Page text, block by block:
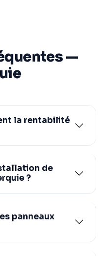
—
la rentabilité
de
?
panneaux